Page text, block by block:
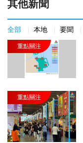
其他新聞
全部 本地 要聞